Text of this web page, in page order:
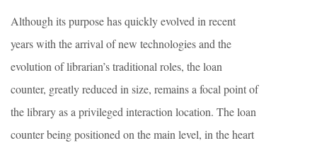
Although its purpose has quickly evolved in recent
years with the arrival of new technologies and the
evolution of librarian’s traditional roles, the loan
counter, greatly reduced in size, remains a focal point of
the library as a privileged interaction location. The loan
counter being positioned on the main level, in the heart